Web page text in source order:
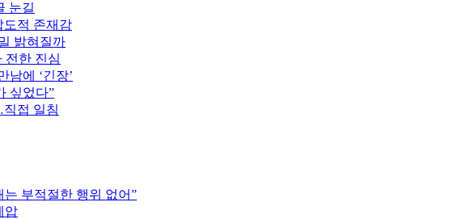
눈길
도적 존재감
밝혀질까
전한 진심
남에 ‘긴장’
싶었다”
직접 일침
부적절한 행위 없어”
압